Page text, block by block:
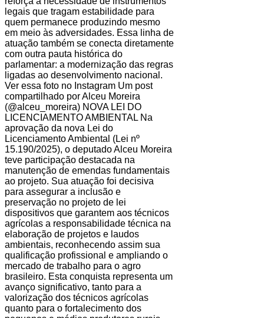
legais que tragam estabilidade para
quem permanece produzindo mesmo
em meio às adversidades. Essa linha de
atuação também se conecta diretamente
com outra pauta histórica do
parlamentar: a modernização das regras
ligadas ao desenvolvimento nacional.
Ver essa foto no Instagram Um post
compartilhado por Alceu Moreira
(@alceu_moreira) NOVA LEI DO
LICENCIAMENTO AMBIENTAL Na
aprovação da nova Lei do
Licenciamento Ambiental (Lei nº
15.190/2025), o deputado Alceu Moreira
teve participação destacada na
manutenção de emendas fundamentais
ao projeto. Sua atuação foi decisiva
para assegurar a inclusão e
preservação no projeto de lei
dispositivos que garantem aos técnicos
agrícolas a responsabilidade técnica na
elaboração de projetos e laudos
ambientais, reconhecendo assim sua
qualificação profissional e ampliando o
mercado de trabalho para o agro
brasileiro. Esta conquista representa um
avanço significativo, tanto para a
valorização dos técnicos agrícolas
quanto para o fortalecimento dos